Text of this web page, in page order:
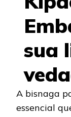
sua
A bisnaga
essencial